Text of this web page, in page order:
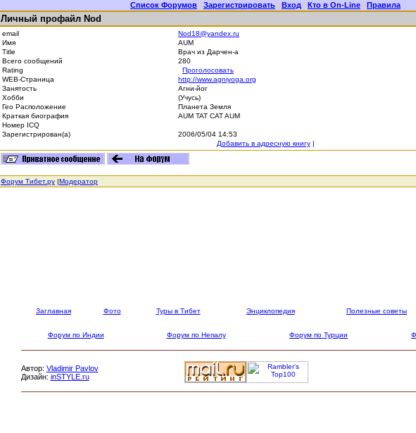
Список Форумов | Зарегистрировать | Вход | Кто в On-Line | Правила
Личный профайл Nod
email
Nod18@yandex.ru
Имя
AUM
Title
Врач из Дарчен-а
Всего сообщений
280
Rating
Проголосовать
WEB-Страница
http://www.agniyoga.org
Занятость
Агни-йог
Хобби
(Учусь)
Гео Расположение
Планета Земля
Краткая биография
AUM TAT CAT AUM
Номер ICQ
Зарегистрирован(а)
2006/05/04 14:53
Добавить в адресную книгу|
Форум Тибет.ру |Модератор
Заглавная Фото Туры в Тибет Энциклопедия Полезные советы
Форум по Индии Форум по Непалу Форум по Турции
Автор: Vladimir Pavlov
Дизайн: inSTYLE.ru